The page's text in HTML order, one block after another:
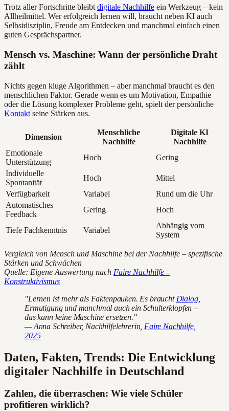
Trotz aller Fortschritte bleibt digitale Nachhilfe ein Werkzeug – kein
Allheilmittel. Wer erfolgreich lernen will, braucht neben KI auch
Selbstdisziplin, Freude am Entdecken und manchmal einfach einen
guten Gesprächspartner.
Mensch vs. Maschine: Wann der persönliche Draht
zählt
Nichts gegen kluge Algorithmen – aber manchmal braucht es den
menschlichen Faktor. Gerade wenn es um Motivation, Empathie
oder die Lösung komplexer Probleme geht, spielt der persönliche
Kontakt seine Stärken aus.
Dimension
Menschliche
Nachhilfe
Digitale KI
Nachhilfe
Emotionale
Unterstützung
Hoch
Gering
Individuelle
Spontanität
Hoch
Mittel
Verfügbarkeit
Variabel
Rund um die Uhr
Automatisches
Feedback
Gering Hoch
Tiefe Fachkenntnis Variabel
Abhängig vom
System
Vergleich von Mensch und Maschine bei der Nachhilfe – spezifische
Stärken und Schwächen
Quelle: Eigene Auswertung nach Faire Nachhilfe –
Konstruktivismus
"Lernen ist mehr als Faktenpauken. Es braucht Dialog,
Ermutigung und manchmal auch ein Schulterklopfen –
das kann keine Maschine ersetzen."
— Anna Schreiber, Nachhilfelehrerin, Faire Nachhilfe,
2025
Daten, Fakten, Trends: Die Entwicklung
digitaler Nachhilfe in Deutschland
Zahlen, die überraschen: Wie viele Schüler
profitieren wirklich?